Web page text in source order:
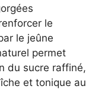
le
le jeûne
permet
du sucre raffiné,
et tonique au